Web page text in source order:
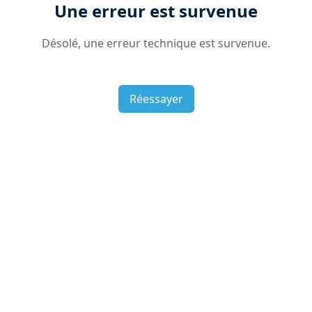
Une erreur est survenue
Désolé, une erreur technique est survenue.
Réessayer